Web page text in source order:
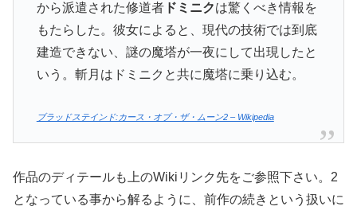
から派遣された修道者ドミニクは驚くべき情報を
もたらした。彼女によると、現代の技術では到底
建造できない、謎の魔塔が一夜にして出現したと
いう。斬月はドミニクと共に魔塔に乗り込む。
ブラッドステインド:カース・オブ・ザ・ムーン2 – Wikipedia
作品のディテールも上のWikiリンク先をご参照下さい。2
となっている事から解るように、前作の続きという扱いに